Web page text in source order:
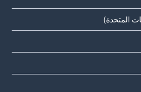
المتحدة)